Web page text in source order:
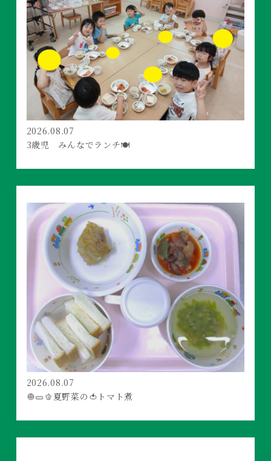
2026.08.07
3歳児 みんなでランチ🍽️
2026.08.07
🧅🥒🫑夏野菜の🍅トマト煮